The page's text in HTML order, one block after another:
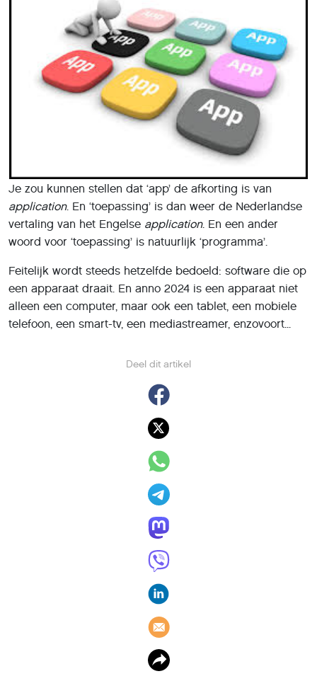
Deel dit artikel
Je zou kunnen stellen dat ‘app’ de afkorting is van
application. En ‘toepassing’ is dan weer de Nederlandse
vertaling van het Engelse application. En een ander
woord voor ‘toepassing’ is natuurlijk ‘programma’.
Feitelijk wordt steeds hetzelfde bedoeld: software die op
een apparaat draait. En anno 2024 is een apparaat niet
alleen een computer, maar ook een tablet, een mobiele
telefoon, een smart-tv, een mediastreamer, enzovoort...